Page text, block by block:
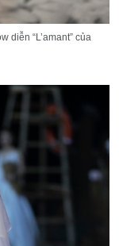
diễn “L’amant” của